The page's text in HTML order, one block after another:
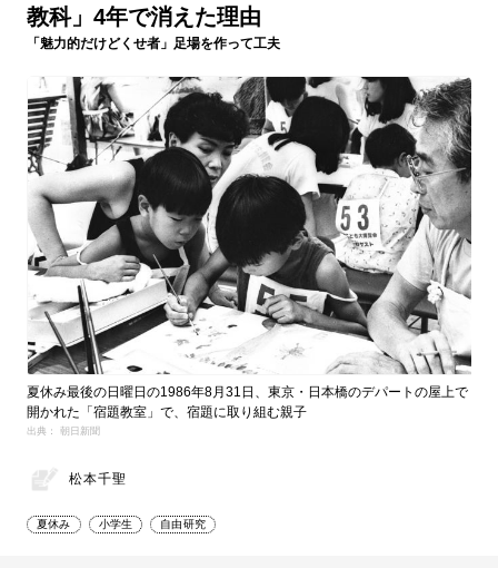
教科」4年で消えた理由
「魅力的だけどくせ者」足場を作って工夫
夏休み最後の日曜日の1986年8月31日、東京・日本橋のデパートの屋上で
開かれた「宿題教室」で、宿題に取り組む親子
出典： 朝日新聞
松本千聖
夏休み 小学生 自由研究